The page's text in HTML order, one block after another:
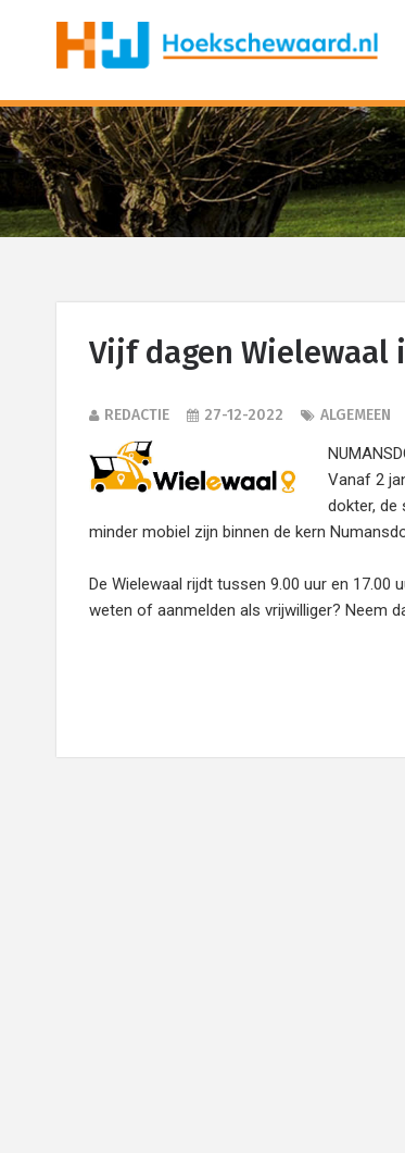
Vijf dagen Wielewaal
REDACTIE 27-12-2022 ALGEMEEN
Vanaf 2
dokter, de
minder mobiel zijn binnen de kern
De Wielewaal rijdt tussen 9.00 uur en
weten of aanmelden als vrijwilliger? Neem